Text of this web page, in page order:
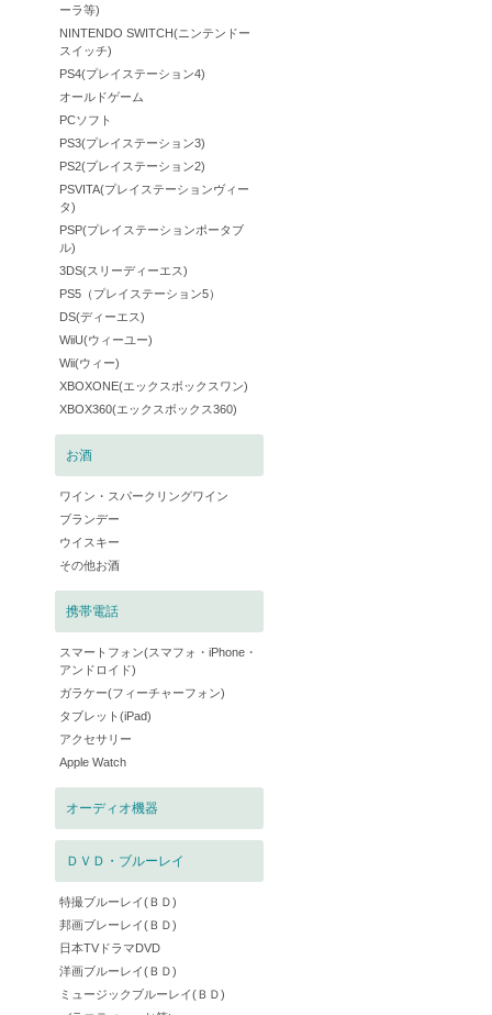
ーラ等)
NINTENDO SWITCH(ニンテンドー
スイッチ)
PS4(プレイステーション4)
オールドゲーム
PCソフト
PS3(プレイステーション3)
PS2(プレイステーション2)
PSVITA(プレイステーションヴィー
タ)
PSP(プレイステーションポータブ
ル)
3DS(スリーディーエス)
PS5（プレイステーション5）
DS(ディーエス)
WiiU(ウィーユー)
Wii(ウィー)
XBOXONE(エックスボックスワン)
XBOX360(エックスボックス360)
お酒
ワイン・スパークリングワイン
ブランデー
ウイスキー
その他お酒
携帯電話
スマートフォン(スマフォ・iPhone・
アンドロイド)
ガラケー(フィーチャーフォン)
タブレット(iPad)
アクセサリー
Apple Watch
オーディオ機器
ＤＶＤ・ブルーレイ
特撮ブルーレイ(ＢＤ)
邦画ブレーレイ(ＢＤ)
日本TVドラマDVD
洋画ブルーレイ(ＢＤ)
ミュージックブルーレイ(ＢＤ)